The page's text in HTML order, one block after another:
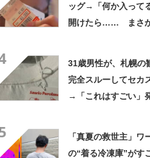
ッグ→「何か入って
開けたら…… まさ
31歳男性が、札幌の
完全スルーしてセカ
→「これはすごい」
「真夏の救世主」ワ
の“着る冷凍庫”がす